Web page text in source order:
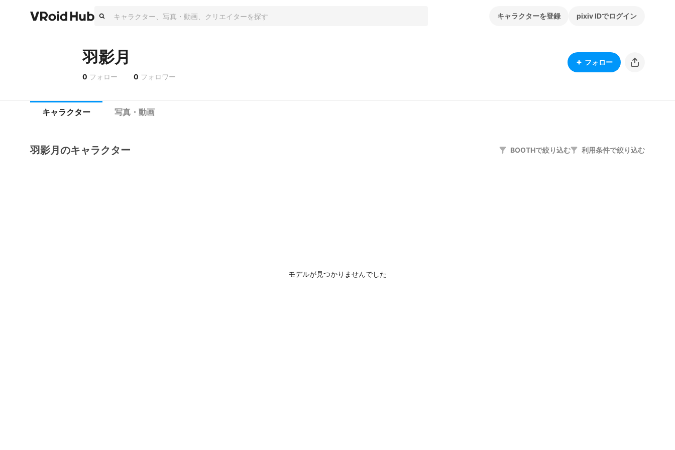
キャラクターを登録 pixiv IDでログイン
羽影月
0 フォロー 0 フォロワー
フォロー
キャラクター 写真・動画
羽影月のキャラクター BOOTHで絞り込む 利用条件で絞り込む
モデルが見つかりませんでした